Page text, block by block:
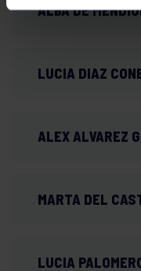
ALBA DE
LUCIA DIAZ
ALEX ALVAREZ
MARTA DEL
LUCIA